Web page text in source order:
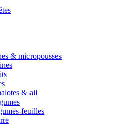
& micropousses
& ail
feuilles